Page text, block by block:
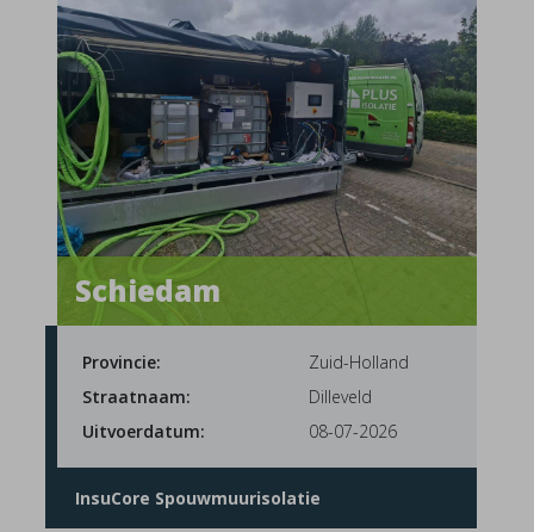
Schiedam
Provincie:
Zuid-Holland
Straatnaam:
Dilleveld
Uitvoerdatum:
08-07-2026
InsuCore Spouwmuurisolatie